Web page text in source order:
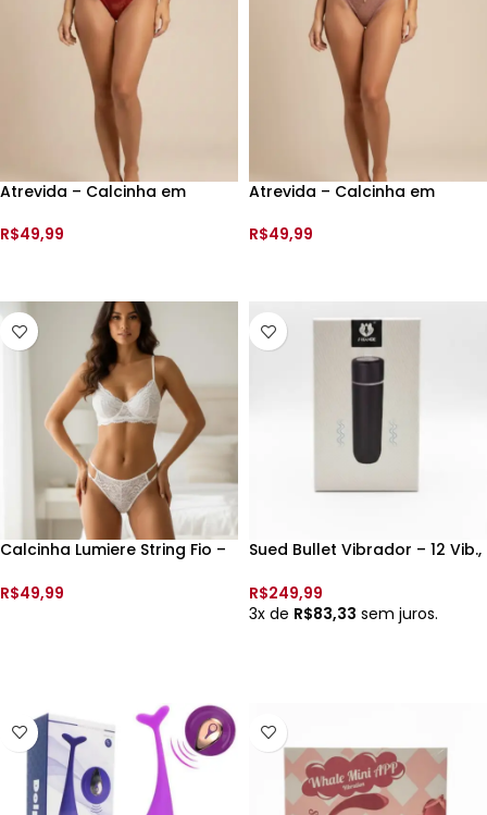
Atrevida – Calcinha em
199649 –
R$49,99
Atrevida – Calcinha em
R$49,99
Calcinha Lumiere String Fio –
R$49,99
Sued Bullet Vibrador – 12 Vib.,
5967 –
R$249,99
3x de R$83,33 sem juros.